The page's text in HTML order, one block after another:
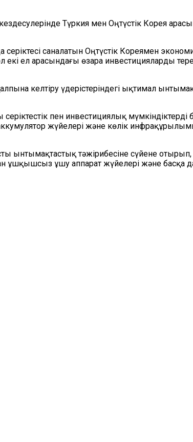
Түркия мен Оңтүстік Корея
серіктесі саналатын Оңтүстік Кореямен
ел арасындағы өзара инвестицияларды
келтіру үдерістеріндегі ықтимал
пен инвестициялық мүмкіндіктерді
жүйелері және көлік
тәжірибесіне сүйене отырып,
ұшқышсыз ұшу аппарат жүйелері және басқа